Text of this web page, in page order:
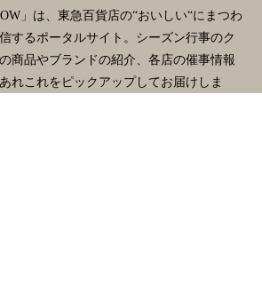
」は、東急百貨店の“おいしい“にまつわ
するポータルサイト。シーズン行事のク
商品やブランドの紹介、各店の催事情報
れこれをピックアップしてお届けしま